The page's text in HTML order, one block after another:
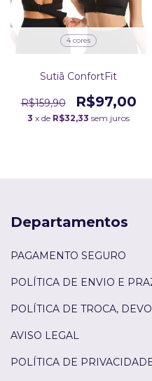
4 cores
Sutiã ConfortFit
R$159,90 R$97,00
3 x de R$32,33 sem juros
Departamentos
PAGAMENTO SEGURO
POLÍTICA DE ENVIO E
POLÍTICA DE TROCA,
AVISO LEGAL
POLÍTICA DE